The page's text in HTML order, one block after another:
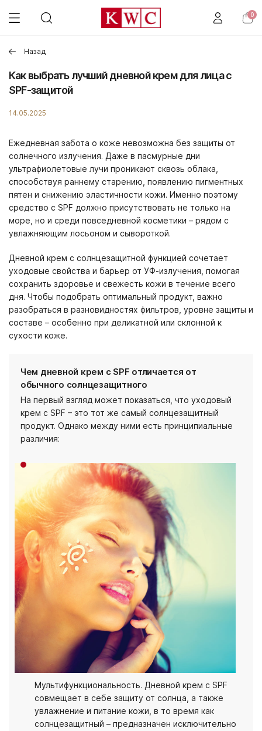
0
Назад
Как выбрать лучший дневной крем для лица с
SPF-защитой
14.05.2025
Ежедневная забота о коже невозможна без защиты от
солнечного излучения. Даже в пасмурные дни
ультрафиолетовые лучи проникают сквозь облака,
способствуя раннему старению, появлению пигментных
пятен и снижению эластичности кожи. Именно поэтому
средство с SPF должно присутствовать не только на
море, но и среди повседневной косметики – рядом с
увлажняющим лосьоном и сывороткой.
Дневной крем с солнцезащитной функцией сочетает
уходовые свойства и барьер от УФ-излучения, помогая
сохранить здоровье и свежесть кожи в течение всего
дня. Чтобы подобрать оптимальный продукт, важно
разобраться в разновидностях фильтров, уровне защиты и
составе – особенно при деликатной или склонной к
сухости коже.
Чем дневной крем с SPF отличается от
обычного солнцезащитного
На первый взгляд может показаться, что уходовый
крем с SPF – это тот же самый солнцезащитный
продукт. Однако между ними есть принципиальные
различия:
Мультифункциональность. Дневной крем с SPF
совмещает в себе защиту от солнца, а также
увлажнение и питание кожи, в то время как
солнцезащитный – предназначен исключительно